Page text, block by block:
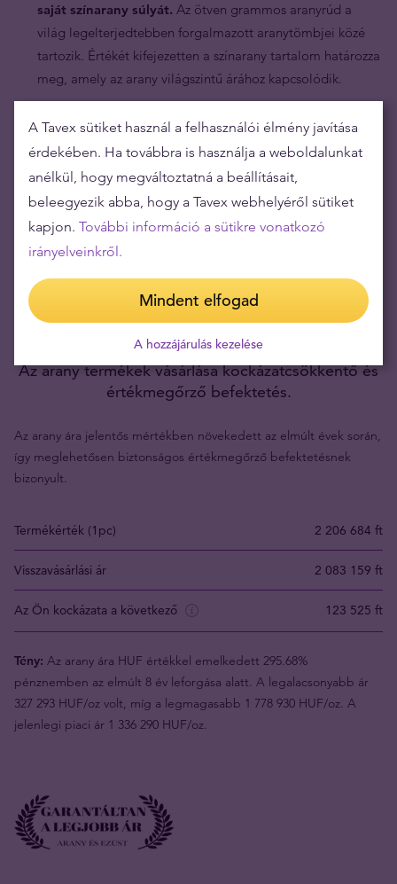
saját színarany súlyát. Az ötven grammos aranyrúd a
világ legelterjedtebben forgalmazott aranytömbjei közé
tartozik. Értékét kifejezetten a színarany tartalom határozza
meg, amely az arany világszintű árához kapcsolódik.
Az arany termékek vásárlása kockázatcsökkentő és
értékmegőrző befektetés.
Az arany ára jelentős mértékben növekedett az elmúlt évek során,
így meglehetősen biztonságos értékmegőrző befektetésnek
bizonyult.
Termékérték (1pc) 2 206 684 ft
Visszavásárlási ár 2 083 159 ft
Az Ön kockázata a következő 123 525 ft
Tény: Az arany ára HUF értékkel emelkedett 295.68%
pénznemben az elmúlt 8 év leforgása alatt. A legalacsonyabb ár
327 293 HUF/oz volt, míg a legmagasabb 1 778 930 HUF/oz. A
jelenlegi piaci ár 1 336 290 HUF/oz.
A Tavex sütiket használ a felhasználói élmény javítása
érdekében. Ha továbbra is használja a weboldalunkat
anélkül, hogy megváltoztatná a beállításait,
beleegyezik abba, hogy a Tavex webhelyéről sütiket
kapjon. További információ a sütikre vonatkozó
irányelveinkről.
Mindent elfogad
A hozzájárulás kezelése